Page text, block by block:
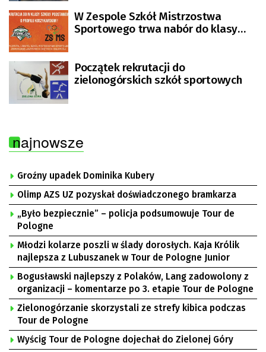
W Zespole Szkół Mistrzostwa
Sportowego trwa nabór do klasy
Początek rekrutacji do
zielonogórskich szkół sportowych
najnowsze
Groźny upadek Dominika Kubery
Olimp AZS UZ pozyskał doświadczonego bramkarza
„Było bezpiecznie” – policja podsumowuje Tour de
Pologne
Młodzi kolarze poszli w ślady dorosłych. Kaja Królik
najlepsza z Lubuszanek w Tour de Pologne Junior
Bogusławski najlepszy z Polaków, Lang zadowolony z
organizacji – komentarze po 3. etapie Tour de Pologne
Zielonogórzanie skorzystali ze strefy kibica podczas
Tour de Pologne
Wyścig Tour de Pologne dojechał do Zielonej Góry